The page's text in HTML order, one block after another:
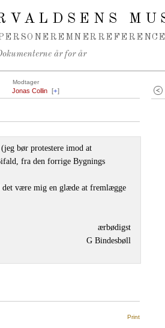
EMNER
år for år
Modtager
Jonas Collin [+]
bør protestere imod at
fra den forrige Bygnings
være mig en glæde at fremlægge
ærbødigst
G Bindesbøll
Print